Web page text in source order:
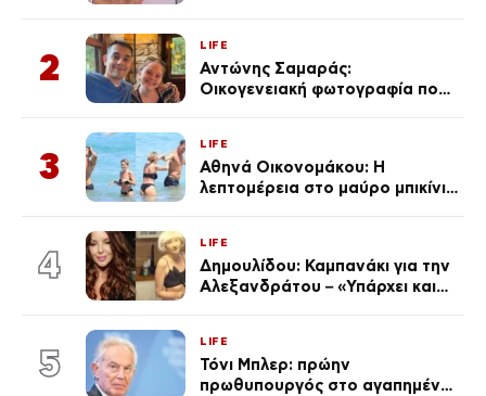
2
LIFE
Αντώνης Σαμαράς:
Οικογενειακή φωτογραφία που
Λένας
3
LIFE
Αθηνά Οικονομάκου: Η
λεπτομέρεια στο μαύρο μπικίνι
(φωτογραφίες)
4
LIFE
Δημουλίδου: Καμπανάκι για την
Αλεξανδράτου – «Υπάρχει και
5
LIFE
Τόνι Μπλερ: πρώην
πρωθυπουργός στο αγαπημένο